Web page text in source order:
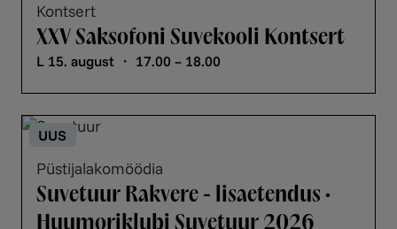
Kontsert
XXV Saksofoni Suvekooli Kontsert
L 15. august ・ 17.00 – 18.00
UUS
Püstijalakomöödia
Suvetuur Rakvere - lisaetendus •
Huumoriklubi Suvetuur 2026